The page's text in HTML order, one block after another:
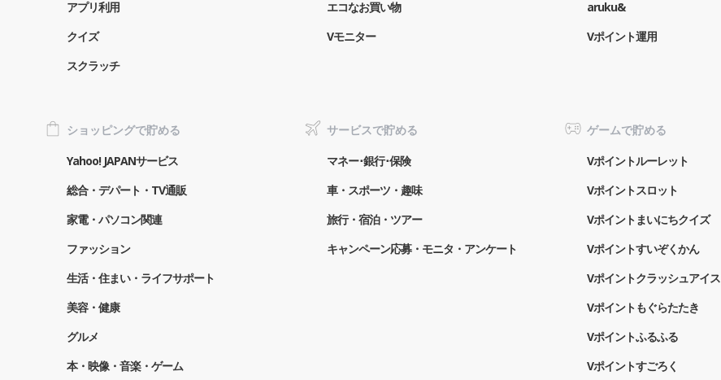
アプリ利用
クイズ
スクラッチ
エコなお買い物
Vモニター
aruku&
Vポイント運用
ショッピングで貯める
Yahoo! JAPANサービス
総合・デパート・TV通販
家電・パソコン関連
ファッション
生活・住まい・ライフサポート
美容・健康
グルメ
本・映像・音楽・ゲーム
サービスで貯める
マネー･銀行･保険
車・スポーツ・趣味
旅行・宿泊・ツアー
キャンペーン応募・モニタ・アンケート
ゲームで貯める
Vポイントルーレット
Vポイントスロット
Vポイントまいにちクイズ
Vポイントすいぞくかん
Vポイントクラッシュアイス
Vポイントもぐらたたき
Vポイントふるふる
Vポイントすごろく